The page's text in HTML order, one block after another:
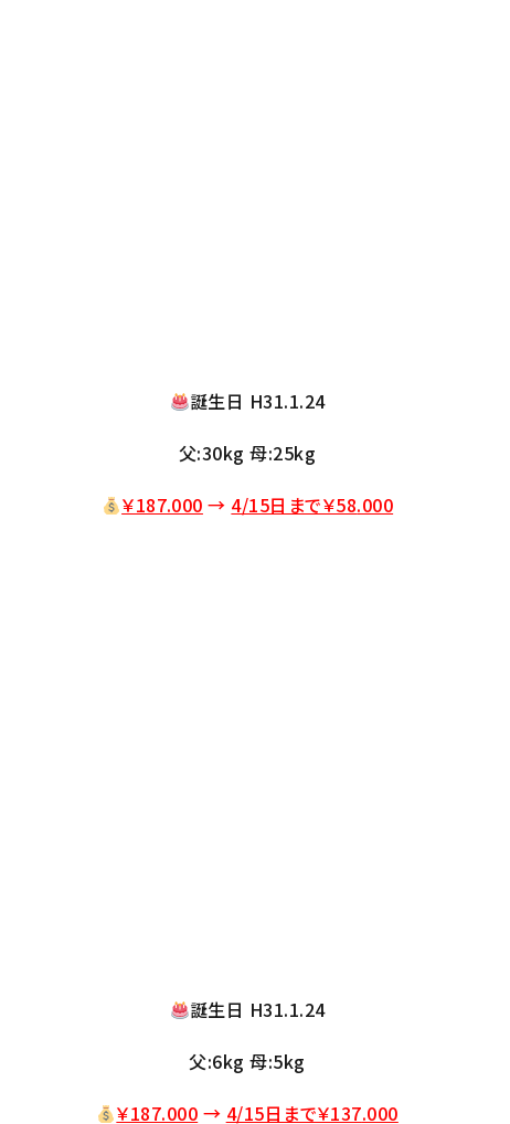
誕生日 H31.1.24
父:30kg 母:25kg
￥187.000 → 4/15日まで￥58.000
誕生日 H31.1.24
父:6kg 母:5kg
￥187.000 → 4/15日まで￥137.000